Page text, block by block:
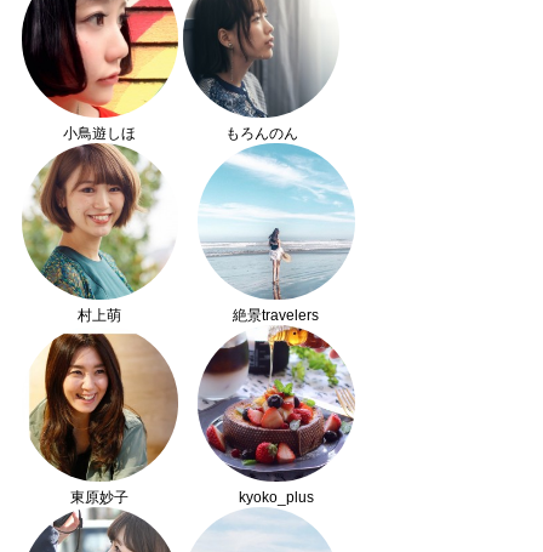
小鳥遊しほ もろんのん
村上萌 絶景travelers
東原妙子 kyoko_plus